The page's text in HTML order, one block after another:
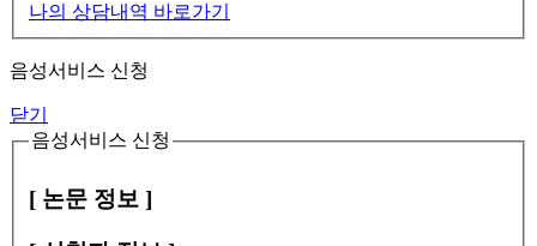
나의 상담내역 바로가기
음성서비스 신청
닫기
음성서비스 신청
[ 논문 정보 ]